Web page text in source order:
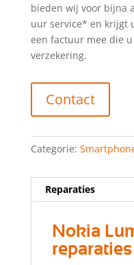
bieden wij voor bijna
uur service* en krijgt
een factuur mee die
verzekering.
Contact
Categorie:
Reparaties
Nokia
reparaties